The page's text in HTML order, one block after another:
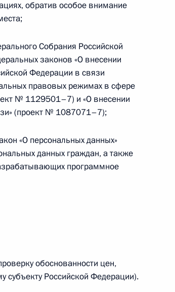
льготы
обратив особое внимание
Собрания Российской
законов «О внесении
Федерации в связи
правовых режимах в сфере
№ 1129501–7) и «О внесении
(проект № 1087071–7);
«О персональных данных»
данных граждан, а также
программное
обоснованности цен,
Российской Федерации).